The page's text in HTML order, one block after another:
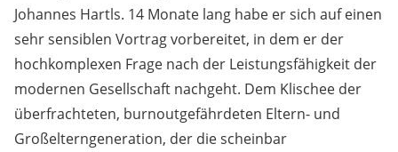
Johannes Hartls. 14 Monate lang habe er sich auf einen
sehr sensiblen Vortrag vorbereitet, in dem er der
hochkomplexen Frage nach der Leistungsfähigkeit der
modernen Gesellschaft nachgeht. Dem Klischee der
überfrachteten, burnoutgefährdeten Eltern- und
Großelterngeneration, der die scheinbar